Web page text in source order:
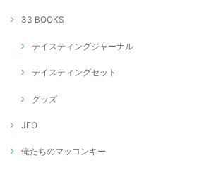
33 BOOKS
テイスティングジャーナル
テイスティングセット
グッズ
JFO
俺たちのマッコンキー